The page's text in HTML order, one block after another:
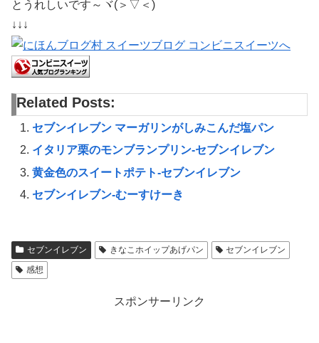
とうれしいです～ヾ(＞▽＜)
↓↓↓
Related Posts:
セブンイレブン マーガリンがしみこんだ塩パン
イタリア栗のモンブランプリン-セブンイレブン
黄金色のスイートポテト-セブンイレブン
セブンイレブン-むーすけーき
セブンイレブン きなこホイップあげパン
セブンイレブン
感想
スポンサーリンク